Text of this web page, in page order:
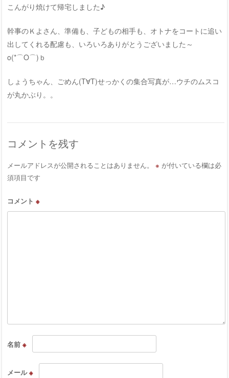
こんがり焼けて帰宅しました♪
幹事のＫよさん、準備も、子どもの相手も、オトナをコートに追い
出してくれる配慮も、いろいろありがとうございました～
o(*⌒O⌒)ｂ
しょうちゃん、ごめん(T∀T)せっかくの集合写真が…ウチのムスコ
が丸かぶり。。
コメントを残す
メールアドレスが公開されることはありません。 ※ が付いている欄は必
須項目です
コメント ※
名前 ※
メール※